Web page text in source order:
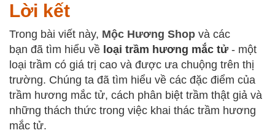
Lời kết
Trong bài viết này, Mộc Hương Shop và các
bạn đã tìm hiểu về loại trầm hương mắc tử - một
loại trầm có giá trị cao và được ưa chuộng trên thị
trường. Chúng ta đã tìm hiểu về các đặc điểm của
trầm hương mắc tử, cách phân biệt trầm thật giả và
những thách thức trong việc khai thác trầm hương
mắc tử.